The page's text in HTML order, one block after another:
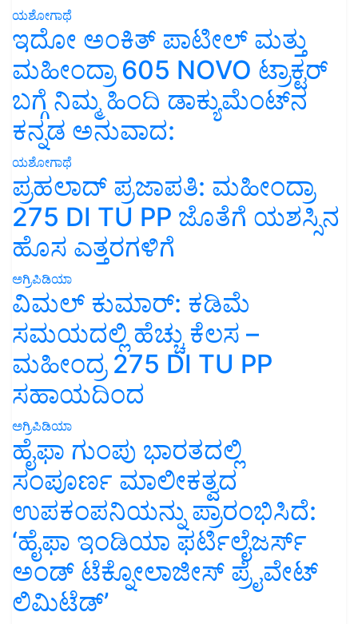
ಯಶೋಗಾಥೆ
ಇದೋ ಅಂಕಿತ್ ಪಾಟೀಲ್ ಮತ್ತು
ಮಹೀಂದ್ರಾ 605 NOVO ಟ್ರಾಕ್ಟರ್
ಬಗ್ಗೆ ನಿಮ್ಮ ಹಿಂದಿ ಡಾಕ್ಯುಮೆಂಟ್‌ನ
ಕನ್ನಡ ಅನುವಾದ:
ಯಶೋಗಾಥೆ
ಪ್ರಹಲಾದ್ ಪ್ರಜಾಪತಿ: ಮಹೀಂದ್ರಾ
275 DI TU PP ಜೊತೆಗೆ ಯಶಸ್ಸಿನ
ಹೊಸ ಎತ್ತರಗಳಿಗೆ
ಅಗ್ರಿಪಿಡಿಯಾ
ವಿಮಲ್ ಕುಮಾರ್: ಕಡಿಮೆ
ಸಮಯದಲ್ಲಿ ಹೆಚ್ಚು ಕೆಲಸ –
ಮಹೀಂದ್ರ 275 DI TU PP
ಸಹಾಯದಿಂದ
ಅಗ್ರಿಪಿಡಿಯಾ
ಹೈಫಾ ಗುಂಪು ಭಾರತದಲ್ಲಿ
ಸಂಪೂರ್ಣ ಮಾಲೀಕತ್ವದ
ಉಪಕಂಪನಿಯನ್ನು ಪ್ರಾರಂಭಿಸಿದೆ:
‘ಹೈಫಾ ಇಂಡಿಯಾ ಫರ್ಟಿಲೈಜರ್ಸ್
ಅಂಡ್ ಟೆಕ್ನೋಲಾಜೀಸ್ ಪ್ರೈವೇಟ್
ಲಿಮಿಟೆಡ್’